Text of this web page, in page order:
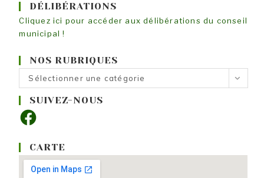
DÉLIBÉRATIONS
Cliquez ici pour accéder aux délibérations du conseil
municipal !
NOS RUBRIQUES
Nos
rubriques
Sélectionner une catégorie
SUIVEZ-NOUS
Facebook
CARTE